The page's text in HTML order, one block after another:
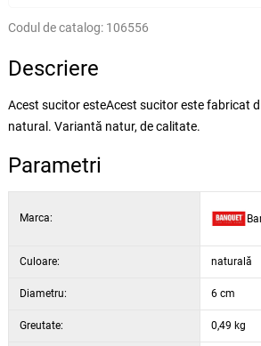
Codul de catalog: 106556
Descriere
Acest sucitor esteAcest sucitor este fabricat
natural. Variantă natur, de calitate.
Parametri
Marca:
Culoare: naturală
Diametru: 6 cm
Greutate: 0,49 kg